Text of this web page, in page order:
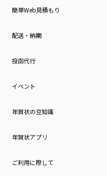
簡単Web見積もり
配送・納期
投函代行
イベント
年賀状の豆知識
年賀状アプリ
ご利用に際して